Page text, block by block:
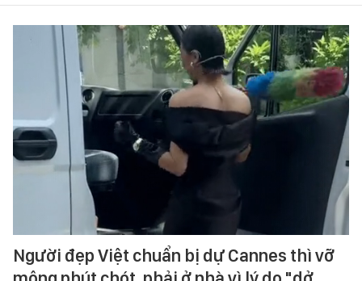
Người đẹp Việt chuẩn bị dự Cannes thì vỡ